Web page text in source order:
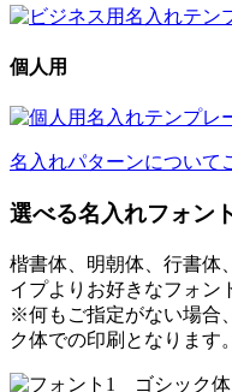
個人用
名入れパターンについて
選べる名入れフォン
楷書体、明朝体、行書体
イプよりお好きなフォン
※何もご指定がない場合
ク体での印刷となります。